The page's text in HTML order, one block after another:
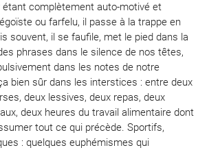
étant complètement auto-motivé et
ou farfelu, il passe à la trappe en
souvent, il se faufile, met le pied dans la
phrases dans le silence de nos têtes,
dans les notes de notre
bien sûr dans les interstices : entre deux
deux lessives, deux repas, deux
deux heures du travail alimentaire dont
tout ce qui précède. Sportifs,
: quelques euphémismes qui